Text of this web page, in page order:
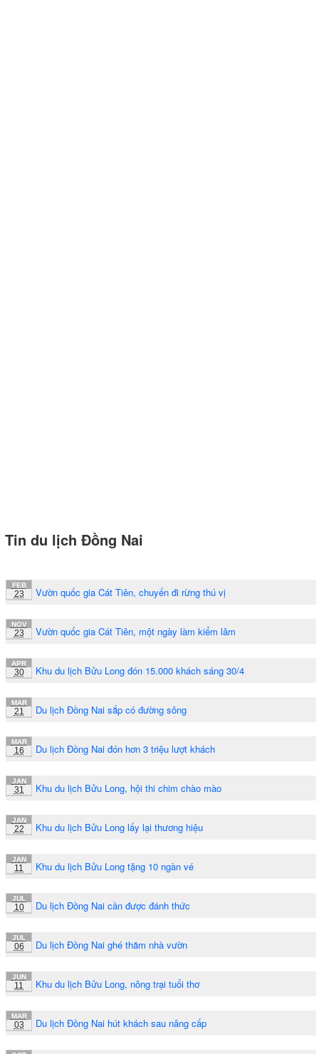
Tin du lịch Đồng Nai
FEB
23 Vườn quốc gia Cát Tiên, chuyến đi rừng thú vị
NOV
23 Vườn quốc gia Cát Tiên, một ngày làm kiểm lâm
APR
30 Khu du lịch Bửu Long đón 15.000 khách sáng 30/4
MAR
21 Du lịch Đồng Nai sắp có đường sông
MAR
16 Du lịch Đồng Nai đón hơn 3 triệu lượt khách
JAN
31 Khu du lịch Bửu Long, hội thi chim chào mào
JAN
22 Khu du lịch Bửu Long lấy lại thương hiệu
JAN
11 Khu du lịch Bửu Long tặng 10 ngàn vé
JUL
10 Du lịch Đồng Nai cần được đánh thức
JUL
06 Du lịch Đồng Nai ghé thăm nhà vườn
JUN
11 Khu du lịch Bửu Long, nông trại tuổi thơ
MAR
03 Du lịch Đồng Nai hút khách sau nâng cấp